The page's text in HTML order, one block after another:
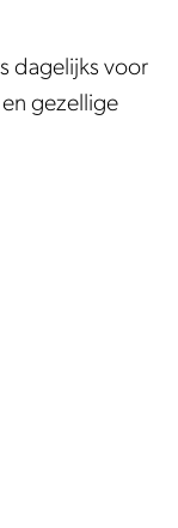
dagelijks voor
gezellige